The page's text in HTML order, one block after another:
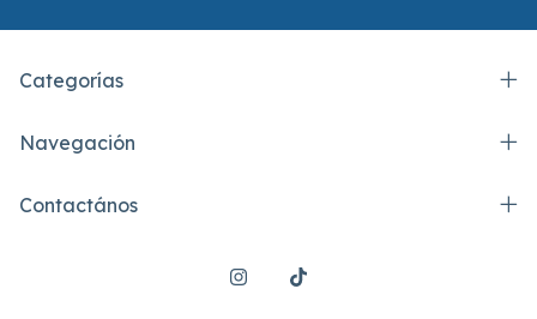
Categorías
Navegación
Contactános